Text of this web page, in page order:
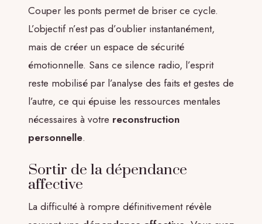
Couper les ponts permet de briser ce cycle.
L’objectif n’est pas d’oublier instantanément,
mais de créer un espace de sécurité
émotionnelle. Sans ce silence radio, l’esprit
reste mobilisé par l’analyse des faits et gestes de
l’autre, ce qui épuise les ressources mentales
nécessaires à votre reconstruction
personnelle.
Sortir de la dépendance
affective
La difficulté à rompre définitivement révèle